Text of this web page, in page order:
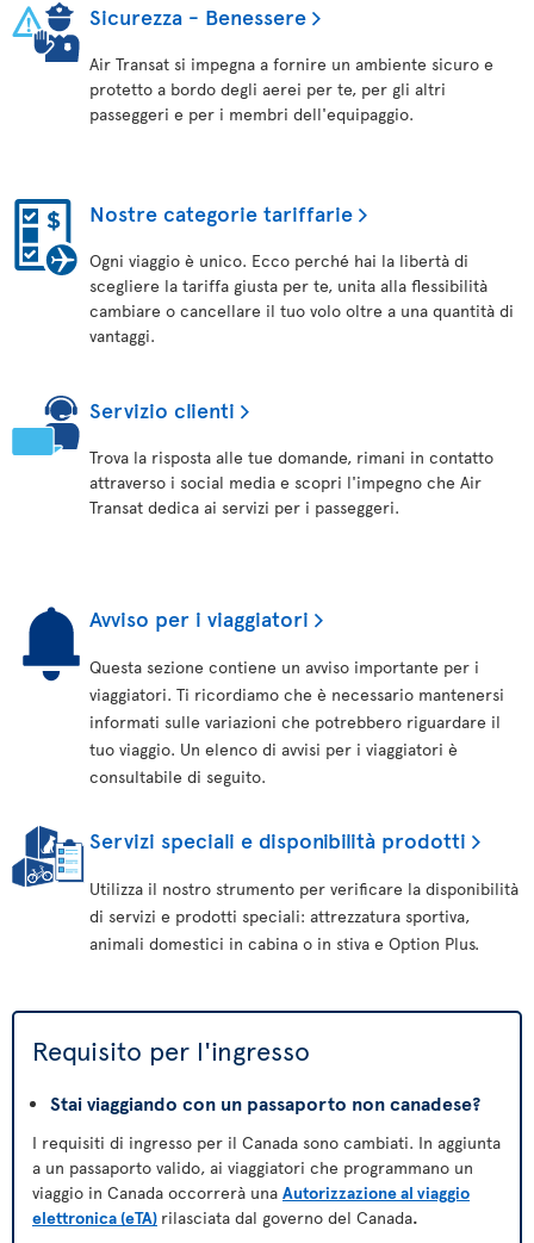
Sicurezza - Benessere
Air Transat si impegna a fornire un ambiente sicuro e
protetto a bordo degli aerei per te, per gli altri
passeggeri e per i membri dell'equipaggio.
Nostre categorie tariffarie
Ogni viaggio è unico. Ecco perché hai la libertà di
scegliere la tariffa giusta per te, unita alla flessibilità
cambiare o cancellare il tuo volo oltre a una quantità di
vantaggi.
Servizio clienti
Trova la risposta alle tue domande, rimani in contatto
attraverso i social media e scopri l'impegno che Air
Transat dedica ai servizi per i passeggeri.
Avviso per i viaggiatori
Questa sezione contiene un avviso importante per i
viaggiatori. Ti ricordiamo che è necessario mantenersi
informati sulle variazioni che potrebbero riguardare il
tuo viaggio. Un elenco di avvisi per i viaggiatori è
consultabile di seguito.
Servizi speciali e disponibilità prodotti
Utilizza il nostro strumento per verificare la disponibilità
di servizi e prodotti speciali: attrezzatura sportiva,
animali domestici in cabina o in stiva e Option Plus.
Requisito per l'ingresso
Stai viaggiando con un passaporto non canadese?
I requisiti di ingresso per il Canada sono cambiati. In aggiunta
a un passaporto valido, ai viaggiatori che programmano un
viaggio in Canada occorrerà una Autorizzazione al viaggio
elettronica (eTA) rilasciata dal governo del Canada.